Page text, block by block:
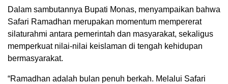
Dalam sambutannya Bupati Monas, menyampaikan bahwa
Safari Ramadhan merupakan momentum mempererat
silaturahmi antara pemerintah dan masyarakat, sekaligus
memperkuat nilai-nilai keislaman di tengah kehidupan
bermasyarakat.
“Ramadhan adalah bulan penuh berkah. Melalui Safari